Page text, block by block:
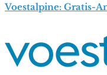
Voestalpine: Gratis-